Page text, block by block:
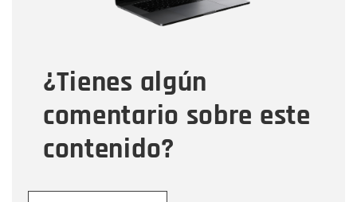
¿Tienes algún
comentario sobre este
contenido?
Tipo de comentario
Mensaje